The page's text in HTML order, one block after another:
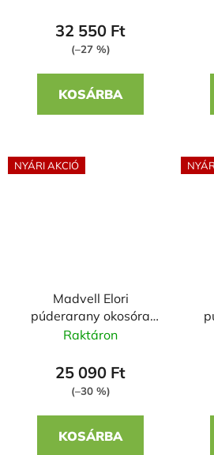
32 550 Ft
(–27 %)
KOSÁRBA
NYÁRI AKCIÓ
Madvell Elori
púderarany okosóra
szilikon szíjjal
Raktáron
25 090 Ft
(–30 %)
KOSÁRBA